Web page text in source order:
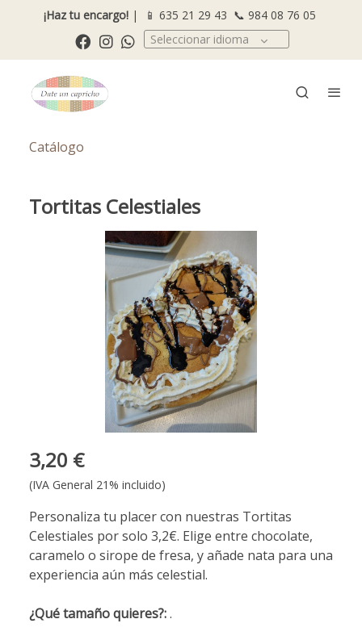
¡Haz tu encargo!| 📱 635 21 29 43 📞 984 08 76 05
Seleccionar idioma
Catálogo
Tortitas Celestiales
3,20 €
(IVA General 21% incluido)
Personaliza tu placer con nuestras Tortitas
Celestiales por solo 3,2€. Elige entre chocolate,
caramelo o sirope de fresa, y añade nata para una
experiencia aún más celestial.
¿Qué tamaño quieres?:.